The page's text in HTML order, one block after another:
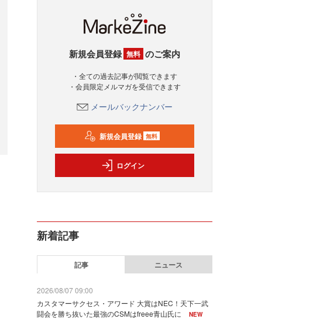
新規会員登録 無料 のご案内
・全ての過去記事が閲覧できます
・会員限定メルマガを受信できます
メールバックナンバー
新規会員登録 無料
ログイン
新着記事
記事 ニュース
2026/08/07 09:00
カスタマーサクセス・アワード 大賞はNEC！天下一武
闘会を勝ち抜いた最強のCSMはfreee青山氏に
NEW